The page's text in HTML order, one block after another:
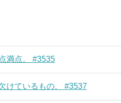
満点。 #3535
けているもの。 #3537